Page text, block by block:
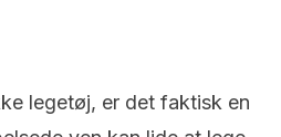
legetøj, er det faktisk en